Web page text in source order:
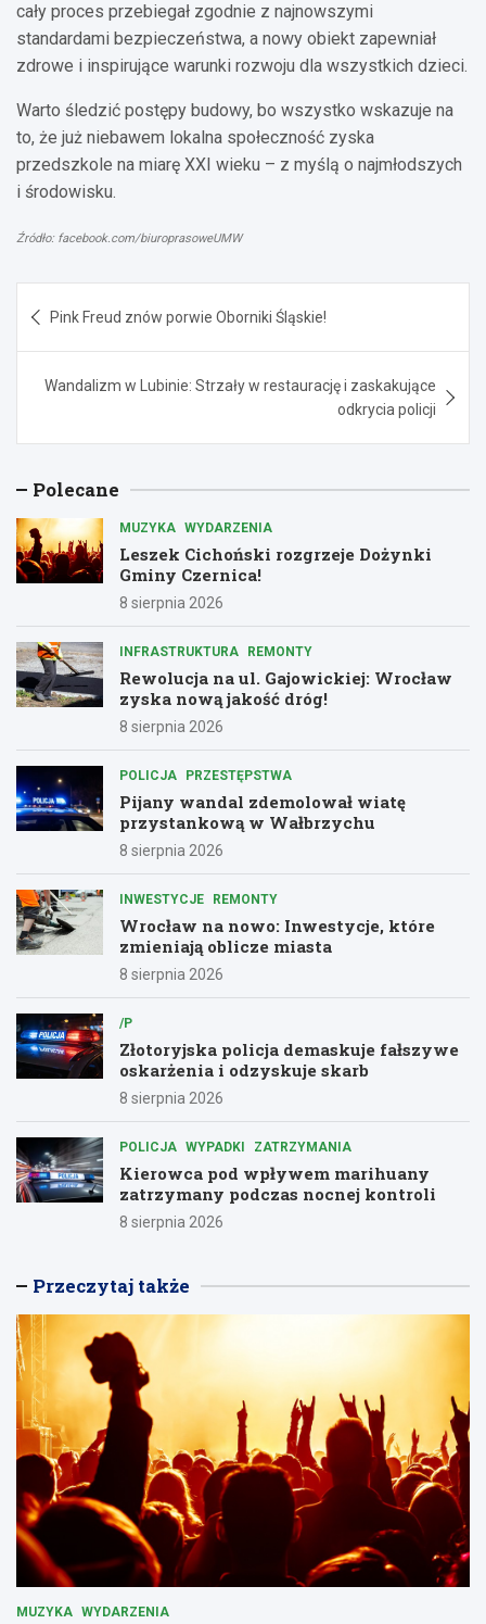
cały proces przebiegał zgodnie z najnowszymi
standardami bezpieczeństwa, a nowy obiekt zapewniał
zdrowe i inspirujące warunki rozwoju dla wszystkich dzieci.
Warto śledzić postępy budowy, bo wszystko wskazuje na
to, że już niebawem lokalna społeczność zyska
przedszkole na miarę XXI wieku – z myślą o najmłodszych
i środowisku.
Źródło: facebook.com/biuroprasoweUMW
wpisu
Pink Freud znów porwie Oborniki Śląskie!
Wandalizm w Lubinie: Strzały w restaurację i zaskakujące
odkrycia policji
Polecane
MUZYKA WYDARZENIA
Leszek Cichoński rozgrzeje Dożynki
Gminy Czernica!
8 sierpnia 2026
INFRASTRUKTURA REMONTY
Rewolucja na ul. Gajowickiej: Wrocław
zyska nową jakość dróg!
8 sierpnia 2026
POLICJA PRZESTĘPSTWA
Pijany wandal zdemolował wiatę
przystankową w Wałbrzychu
8 sierpnia 2026
INWESTYCJE REMONTY
Wrocław na nowo: Inwestycje, które
zmieniają oblicze miasta
8 sierpnia 2026
/P
Złotoryjska policja demaskuje fałszywe
oskarżenia i odzyskuje skarb
8 sierpnia 2026
POLICJA WYPADKI ZATRZYMANIA
Kierowca pod wpływem marihuany
zatrzymany podczas nocnej kontroli
8 sierpnia 2026
Przeczytaj także
MUZYKA WYDARZENIA